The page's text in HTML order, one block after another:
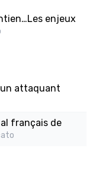
enjeux
attaquant
français de